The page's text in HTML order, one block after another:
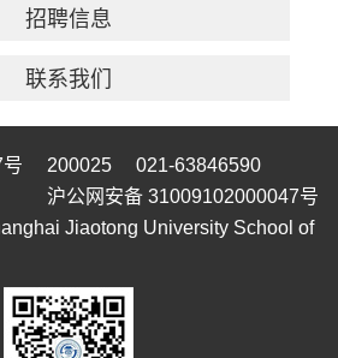
招聘信息
联系我们
号 200025 021-63846590
沪公网安备 31009102000047号
Jiaotong University School of